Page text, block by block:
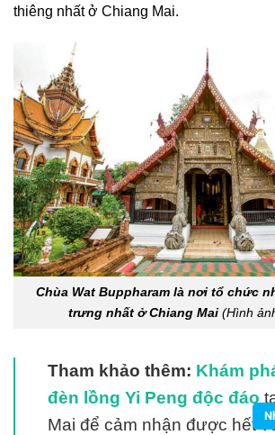
thiêng nhất ở Chiang Mai.
Chùa Wat Buppharam là nơi tổ chức
trưng nhất ở Chiang Mai (Hình
Tham khảo thêm: Khám
đèn lồng Yi Peng độc đáo
Mai để cảm nhận được hết